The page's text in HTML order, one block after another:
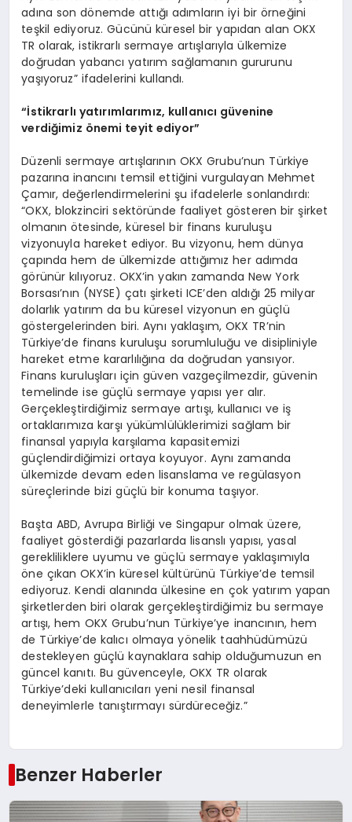
adına son dönemde attığı adımların iyi bir örneğini
teşkil ediyoruz. Gücünü küresel bir yapıdan alan OKX
TR olarak, istikrarlı sermaye artışlarıyla ülkemize
doğrudan yabancı yatırım sağlamanın gururunu
yaşıyoruz” ifadelerini kullandı.
“İstikrarlı yatırımlarımız, kullanıcı güvenine
verdiğimiz önemi teyit ediyor”
Düzenli sermaye artışlarının OKX Grubu’nun Türkiye
pazarına inancını temsil ettiğini vurgulayan Mehmet
Çamır, değerlendirmelerini şu ifadelerle sonlandırdı:
“OKX, blokzinciri sektöründe faaliyet gösteren bir şirket
olmanın ötesinde, küresel bir finans kuruluşu
vizyonuyla hareket ediyor. Bu vizyonu, hem dünya
çapında hem de ülkemizde attığımız her adımda
görünür kılıyoruz. OKX’in yakın zamanda New York
Borsası’nın (NYSE) çatı şirketi ICE’den aldığı 25 milyar
dolarlık yatırım da bu küresel vizyonun en güçlü
göstergelerinden biri. Aynı yaklaşım, OKX TR’nin
Türkiye’de finans kuruluşu sorumluluğu ve disipliniyle
hareket etme kararlılığına da doğrudan yansıyor.
Finans kuruluşları için güven vazgeçilmezdir, güvenin
temelinde ise güçlü sermaye yapısı yer alır.
Gerçekleştirdiğimiz sermaye artışı, kullanıcı ve iş
ortaklarımıza karşı yükümlülüklerimizi sağlam bir
finansal yapıyla karşılama kapasitemizi
güçlendirdiğimizi ortaya koyuyor. Aynı zamanda
ülkemizde devam eden lisanslama ve regülasyon
süreçlerinde bizi güçlü bir konuma taşıyor.
Başta ABD, Avrupa Birliği ve Singapur olmak üzere,
faaliyet gösterdiği pazarlarda lisanslı yapısı, yasal
gerekliliklere uyumu ve güçlü sermaye yaklaşımıyla
öne çıkan OKX’in küresel kültürünü Türkiye’de temsil
ediyoruz. Kendi alanında ülkesine en çok yatırım yapan
şirketlerden biri olarak gerçekleştirdiğimiz bu sermaye
artışı, hem OKX Grubu’nun Türkiye’ye inancının, hem
de Türkiye’de kalıcı olmaya yönelik taahhüdümüzü
destekleyen güçlü kaynaklara sahip olduğumuzun en
güncel kanıtı. Bu güvenceyle, OKX TR olarak
Türkiye’deki kullanıcıları yeni nesil finansal
deneyimlerle tanıştırmayı sürdüreceğiz.”
Benzer Haberler